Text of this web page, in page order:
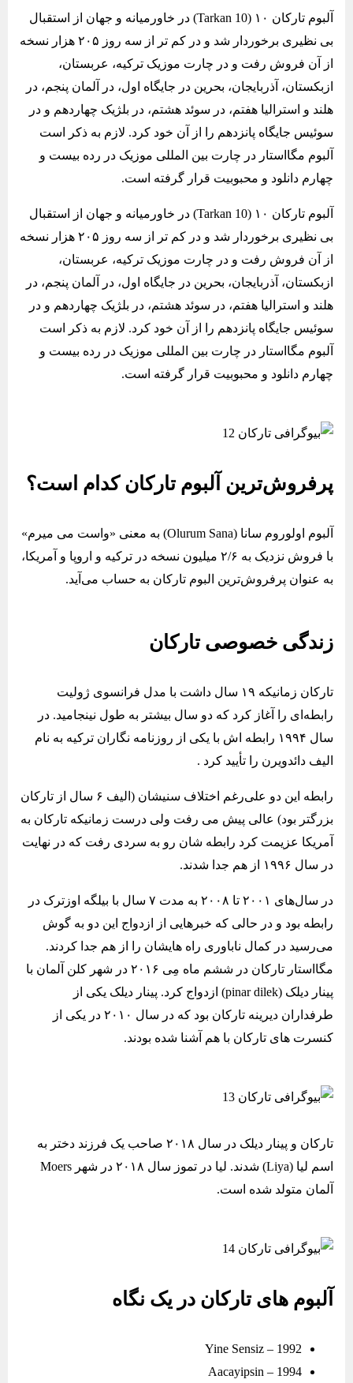
آلبوم تارکان ۱۰ (Tarkan 10) در خاورمیانه و جهان از استقبال
بی نظیری برخوردار شد و در کم ‌تر از سه روز ۲۰۵ هزار نسخه
از آن فروش رفت و در چارت موزیک ترکیه، عربستان،
ازبکستان، آذربایجان، بحرین در جایگاه اول، در آلمان پنجم، در
هلند و استرالیا هفتم، در سوئد هشتم، در بلژیک چهاردهم و در
سوئیس جایگاه پانزدهم را از آن خود کرد. لازم به ذکر است
آلبوم مگااستار در چارت بین ‌المللی موزیک در رده بیست و
چهارم دانلود و محبوبیت قرار گرفته ‌است.
آلبوم تارکان ۱۰ (Tarkan 10) در خاورمیانه و جهان از استقبال
بی نظیری برخوردار شد و در کم ‌تر از سه روز ۲۰۵ هزار نسخه
از آن فروش رفت و در چارت موزیک ترکیه، عربستان،
ازبکستان، آذربایجان، بحرین در جایگاه اول، در آلمان پنجم، در
هلند و استرالیا هفتم، در سوئد هشتم، در بلژیک چهاردهم و در
سوئیس جایگاه پانزدهم را از آن خود کرد. لازم به ذکر است
آلبوم مگااستار در چارت بین ‌المللی موزیک در رده بیست و
چهارم دانلود و محبوبیت قرار گرفته ‌است.
پرفروش‌ترین آلبوم تارکان کدام است؟
آلبوم اولوروم سانا (Olurum Sana) به معنی «واست می میرم»
با فروش نزدیک به ۲/۶ میلیون نسخه در ترکیه و اروپا و آمریکا،
به عنوان پرفروش‌ترین البوم تارکان به حساب می‌‌آید.
زندگی خصوصی تارکان
تارکان زمانیکه ۱۹ سال داشت با مدل فرانسوی ژولیت
رابطه‌ای را آغاز کرد که دو سال بیشتر به طول نینجامید. در
سال ۱۹۹۴ رابطه اش با یکی از روزنامه نگاران ترکیه به نام
الیف دائدویرن را تأیید کرد .
رابطه این دو علی‌رغم اختلاف سنیشان (الیف ۶ سال از تارکان
بزرگتر بود) عالی پیش می‌ رفت ولی درست زمانیکه تارکان به
آمریکا عزیمت کرد رابطه ‌شان رو به سردی رفت که در نهایت
در سال ۱۹۹۶ از هم جدا شدند.
در سال‌های ۲۰۰۱ تا ۲۰۰۸ به مدت ۷ سال با بیلگه اوزترک در
رابطه بود و در حالی که خبرهایی از ازدواج این دو به گوش
می‌رسید در کمال ناباوری راه هایشان را از هم جدا کردند.
مگااستار تارکان در ششم ماه مِی ۲۰۱۶ در شهر کلن آلمان با
پینار دیلک (pinar dilek) ازدواج کرد. پینار دیلک یکی از
طرفداران دیرینه تارکان بود که در سال ۲۰۱۰ در یکی از
کنسرت های تارکان با هم آشنا شده بودند.
تارکان و پینار دیلک در سال ۲۰۱۸ صاحب یک فرزند دختر به
اسم لیا (Liya) شدند. لیا در تموز سال ۲۰۱۸ در شهر Moers
آلمان متولد شده است.
آلبوم های تارکان در یک نگاه
Yine Sensiz – 1992
Aacayipsin – 1994